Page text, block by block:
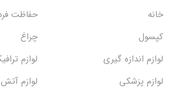
خانه
حفاظت
کپسول
چراغ
لوازم اندازه گیری
لوازم
لوازم پزشکی
لوازم